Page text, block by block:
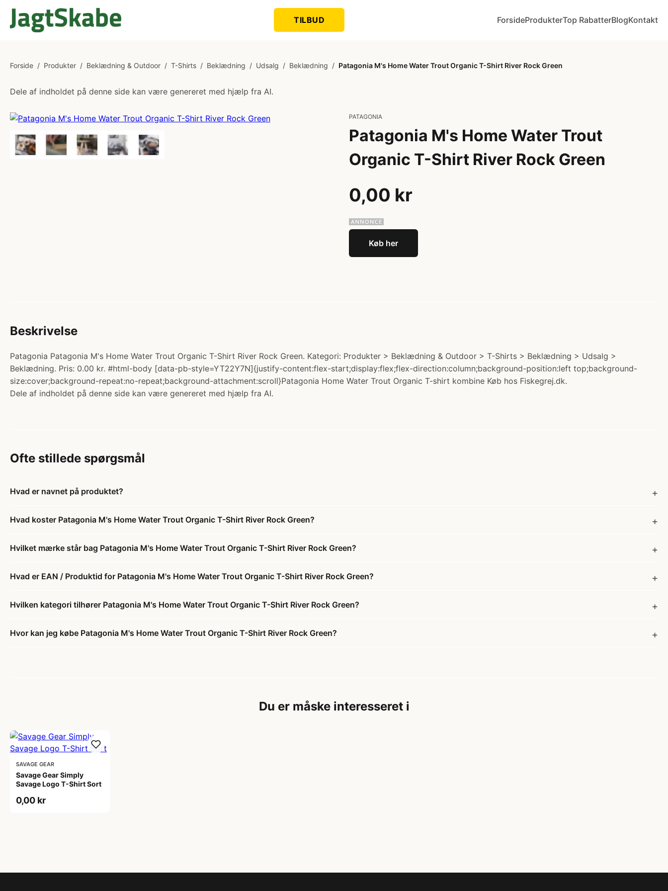
TILBUD ForsideProdukterTop RabatterBlogKontakt
Forside / Produkter / Beklædning & Outdoor / T-Shirts / Beklædning / Udsalg / Beklædning / Patagonia M's Home Water Trout Organic T-Shirt River Rock Green
Dele af indholdet på denne side kan være genereret med hjælp fra AI.
PATAGONIA
Patagonia M's Home Water Trout
Organic T-Shirt River Rock Green
0,00 kr
Køb her
Beskrivelse
Patagonia Patagonia M's Home Water Trout Organic T-Shirt River Rock Green. Kategori: Produkter > Beklædning & Outdoor > T-Shirts > Beklædning > Udsalg >
Beklædning. Pris: 0.00 kr. #html-body [data-pb-style=YT22Y7N]{justify-content:flex-start;display:flex;flex-direction:column;background-position:left top;background-
size:cover;background-repeat:no-repeat;background-attachment:scroll}Patagonia Home Water Trout Organic T-shirt kombine Køb hos Fiskegrej.dk.
Dele af indholdet på denne side kan være genereret med hjælp fra AI.
Ofte stillede spørgsmål
Hvad er navnet på produktet?
Hvad koster Patagonia M's Home Water Trout Organic T-Shirt River Rock Green?
Hvilket mærke står bag Patagonia M's Home Water Trout Organic T-Shirt River Rock Green?
Hvad er EAN / Produktid for Patagonia M's Home Water Trout Organic T-Shirt River Rock Green?
Hvilken kategori tilhører Patagonia M's Home Water Trout Organic T-Shirt River Rock Green?
Hvor kan jeg købe Patagonia M's Home Water Trout Organic T-Shirt River Rock Green?
Du er måske interesseret i
SAVAGE GEAR
Savage Gear Simply
Savage Logo T-Shirt Sort
0,00 kr